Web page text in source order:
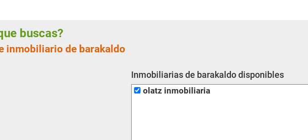
buscas?
inmobiliario de barakaldo
Inmobiliarias de barakaldo disponibles
olatz inmobiliaria